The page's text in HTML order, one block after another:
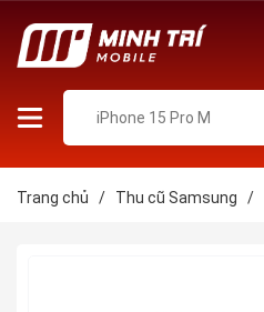
Trang chủ / Thu cũ Samsung /